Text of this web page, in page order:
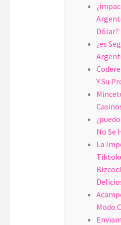
Dólar?
¿es
Y Su
No Se
La
Modo